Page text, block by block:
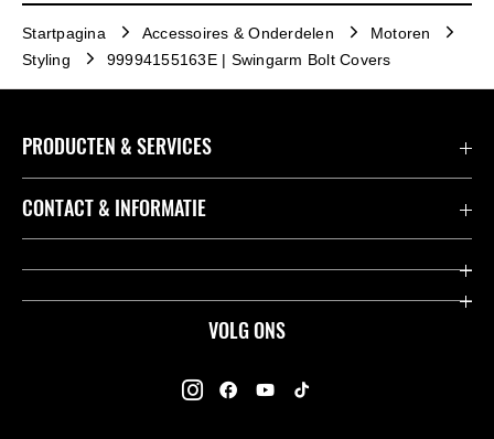
Startpagina Accessoires & Onderdelen
Motoren
Styling
99994155163E | Swingarm Bolt Covers
VOLG ONS
PRODUCTEN & SERVICES
Accessoires & Onderdelen
Dealers
K-Care Fabrieksgarantie
CONTACT & INFORMATIE
Contact